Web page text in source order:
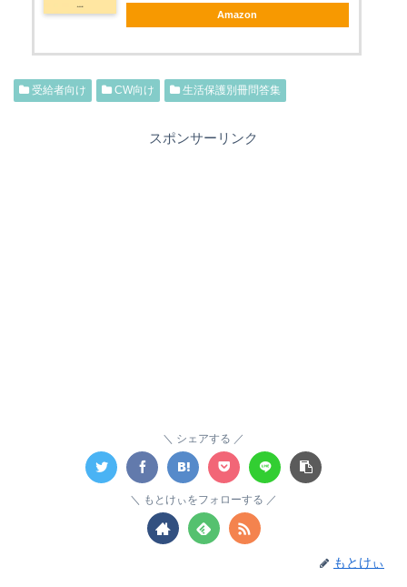
Amazon
受給者向け CW向け 生活保護別冊問答集
スポンサーリンク
シェアする
もとけぃをフォローする
もとけぃ